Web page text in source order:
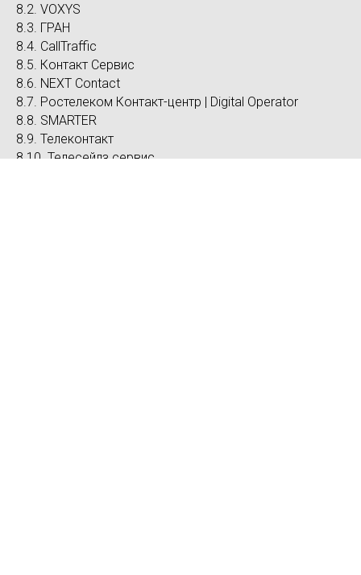
8.2. VOXYS
8.3. ГРАН
8.4. CallTraffic
8.5. Контакт Сервис
8.6. NEXT Contact
8.7. Ростелеком Контакт-центр | Digital Operator
8.8. SMARTER
8.9. Телеконтакт
8.10. Телесейлз сервис